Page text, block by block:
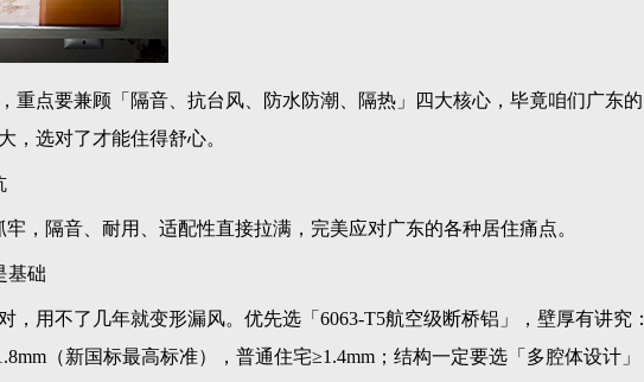
重点要兼顾「隔音、抗台风、防水防潮、隔热」四大核心，毕竟咱们广东的
，选对了才能住得舒心。
，隔音、耐用、适配性直接拉满，完美应对广东的各种居住痛点。
基础
，用不了几年就变形漏风。优先选「6063-T5航空级断桥铝」，壁厚有讲究：
（新国标最高标准），普通住宅≥1.4mm；结构一定要选「多腔体设计」